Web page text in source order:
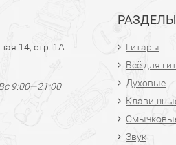
14, стр. 1А
9:00—21:00
РАЗДЕЛЫ
Гитары
Всё для
Духовые
Звук